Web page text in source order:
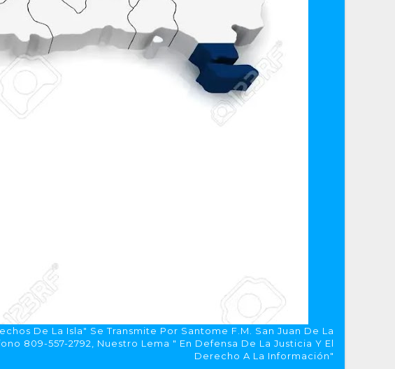
De La Isla" Se Transmite Por Santome F.M. San Juan De La
809-557-2792, Nuestro Lema " En Defensa De La Justicia Y El
Derecho A La Información"